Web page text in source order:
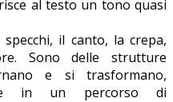
al testo un tono quasi
il canto, la crepa,
Sono delle strutture
e si trasformano,
in un percorso di